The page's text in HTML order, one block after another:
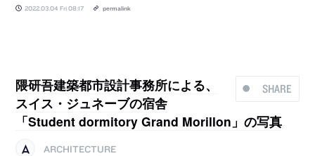
2022.03.04 Fri 08:17 permalink
SHARE
隈研吾建築都市設計事務所による、
スイス・ジュネーブの宿舎
「Student dormitory Grand Morillon」の写真
ARCHITECTURE